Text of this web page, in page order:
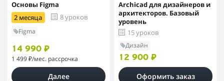
Основы Figma
2 месяца
8 уроков
Figma
14 990 ₽
1 499 ₽/мес. рассрочка
Далее
Archicad для дизайнеров и
архитекторов. Базовый
уровень
15 уроков
Дизайн
12 900 ₽
Оформить заказ